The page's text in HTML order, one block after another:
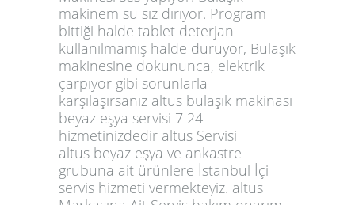
makinem su sız dırıyor. Program
bittiği halde tablet deterjan
kullanılmamış halde duruyor, Bulaşık
makinesine dokununca, elektrik
çarpıyor gibi sorunlarla
karşılaşırsanız altus bulaşık makinası
beyaz eşya servisi 7 24
hizmetinizdedir altus Servisi
altus beyaz eşya ve ankastre
grubuna ait ürünlere İstanbul İçi
servis hizmeti vermekteyiz. altus